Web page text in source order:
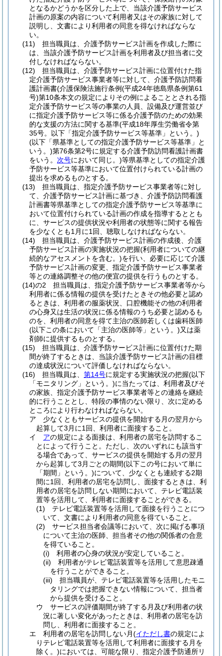
となるかどうかを区分した上で、当該介護予防サービス
計画の原案の内容について利用者又はその家族に対して
説明し、文書により利用者の同意を得なければならな
い。
(11)
担当職員は、介護予防サービス計画を作成した際に
は、当該介護予防サービス計画を利用者及び担当者に交
付しなければならない。
(12)
担当職員は、介護予防サービス計画に位置付けた指
定介護予防サービス事業者等に対して、介護予防訪問看
護計画書(介護保険法施行条例(平成24年徳島県条例第61
号)第10条本文の規定によりその例によることとされる指
定介護予防サービス等の事業の人員、設備及び運営並び
に指定介護予防サービス等に係る介護予防のための効果
的な支援の方法に関する基準(平成18年厚生労働省令第
35号。以下「指定介護予防サービス等基準」という。)
(以下「県基準としての指定介護予防サービス等基準」と
いう。)第76条第2号に規定する介護予防訪問看護計画書
をいう。 次号において同じ。)等県基準としての指定介護
予防サービス等基準において位置付けられている計画の
提出を求めるものとする。
(13)
担当職員は、指定介護予防サービス事業者等に対し
て、介護予防サービス計画に基づき、介護予防訪問看護
計画書等県基準としての指定介護予防サービス等基準に
おいて位置付けられている計画の作成を指導するととも
に、サービスの提供状況や利用者の状態等に関する報告
を少なくとも1月に1回、聴取しなければならない。
(14)
担当職員は、介護予防サービス計画の作成後、介護
予防サービス計画の実施状況の把握(利用者についての継
続的なアセスメントを含む。)を行い、必要に応じて介護
予防サービス計画の変更、指定介護予防サービス事業者
等との連絡調整その他の便宜の提供を行うものとする。
(14)の2
担当職員は、指定介護予防サービス事業者等から
利用者に係る情報の提供を受けたときその他必要と認め
るときは、利用者の服薬状況、口腔機能その他の利用者
の心身又は生活の状況に係る情報のうち必要と認めるも
のを、利用者の同意を得て主治の医師若しくは歯科医師
(以下この条において「主治の医師等」という。)又は薬
剤師に提供するものとする。
(15)
担当職員は、介護予防サービス計画に位置付けた期
間が終了するときは、当該介護予防サービス計画の目標
の達成状況について評価しなければならない。
(16)
担当職員は、 第14号に規定する実施状況の把握(以下
「モニタリング」という。)に当たっては、利用者及びそ
の家族、指定介護予防サービス事業者等との連絡を継続
的に行うこととし、特段の事情のない限り、次に定める
ところにより行わなければならない。
ア
少なくともサービスの提供を開始する月の翌月から
起算して3月に1回、利用者に面接すること。
イ
アの規定による面接は、利用者の居宅を訪問するこ
とによって行うこと。 ただし、次のいずれにも該当す
る場合であって、サービスの提供を開始する月の翌月
から起算して3月ごとの期間(以下この号において単に
「期間」という。)について、少なくとも連続する2期
間に1回、利用者の居宅を訪問し、面接するときは、利
用者の居宅を訪問しない期間において、テレビ電話装
置等を活用して、利用者に面接することができる。
(1)
テレビ電話装置等を活用して面接を行うことにつ
いて、文書により利用者の同意を得ていること。
(2)
サービス担当者会議等において、次に掲げる事項
について主治の医師、担当者その他の関係者の合意
を得ていること。
(i)
利用者の心身の状況が安定していること。
(ii)
利用者がテレビ電話装置等を活用して意思疎通
を行うことができること。
(iii)
担当職員が、テレビ電話装置等を活用したモニ
タリングでは把握できない情報について、担当者
から提供を受けること。
ウ
サービスの評価期間が終了する月及び利用者の状
況に著しい変化があったときは、利用者の居宅を訪
問し、利用者に面接すること。
エ
利用者の居宅を訪問しない月(イただし書の規定によ
りテレビ電話装置等を活用して利用者に面接する月を
除く。)においては、可能な限り、指定介護予防通所リ